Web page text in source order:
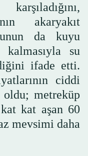
akaryakıt
da kuyu
kalmasıyla su
ifade etti.
ciddi
oldu; metreküp
kat aşan 60
mevsimi daha